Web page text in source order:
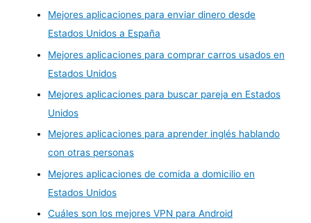
Mejores aplicaciones para enviar dinero desde
Estados Unidos a España
Mejores aplicaciones para comprar carros usados en
Estados Unidos
Mejores aplicaciones para buscar pareja en Estados
Unidos
Mejores aplicaciones para aprender inglés hablando
con otras personas
Mejores aplicaciones de comida a domicilio en
Estados Unidos
Cuáles son los mejores VPN para Android